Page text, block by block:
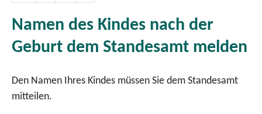
Namen des Kindes nach der
Geburt dem Standesamt melden
Den Namen Ihres Kindes müssen Sie dem Standesamt
mitteilen.